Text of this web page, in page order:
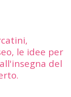
le idee per
del